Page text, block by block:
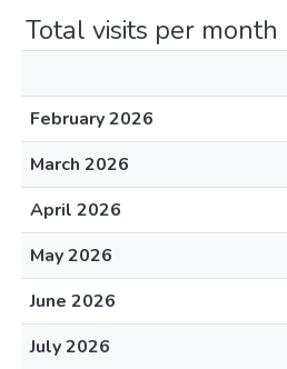
Total visits per month
February 2026
March 2026
April 2026
May 2026
June 2026
July 2026